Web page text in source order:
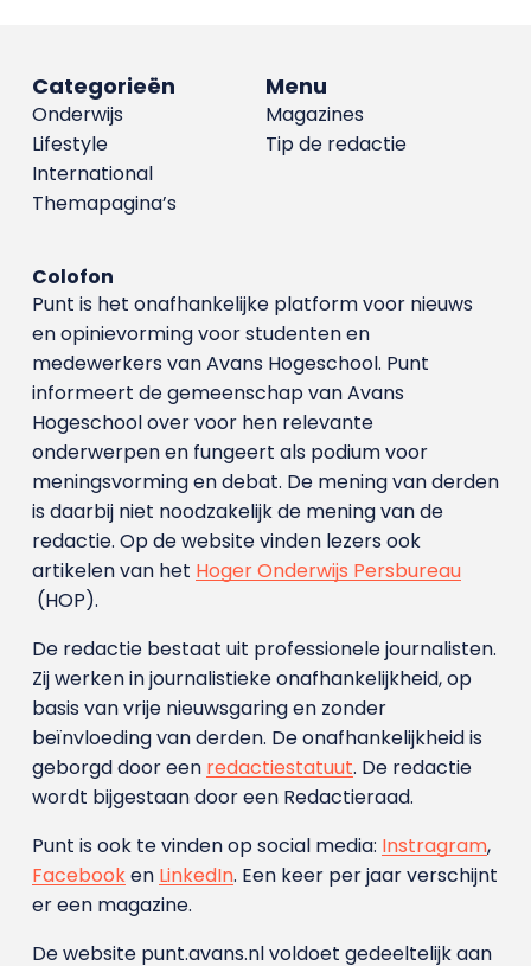
Menu
Magazines
Tip de redactie
Categorieën
Onderwijs
Lifestyle
International
Themapagina’s
Colofon
Punt is het onafhankelijke platform voor nieuws
en opinievorming voor studenten en
medewerkers van Avans Hoge­school. Punt
informeert de gemeenschap van Avans
Hogeschool over voor hen relevante
onderwerpen en fungeert als podium voor
meningsvorming en debat. De mening van derden
is daarbij niet noodzakelijk de mening van de
redactie. Op de website vinden lezers ook
artikelen van het Hoger Onderwijs Persbureau
(HOP).
De redactie bestaat uit professionele journalisten.
Zij werken in journalistieke onafhankelijkheid, op
basis van vrije nieuwsgaring en zonder
beïnvloeding van derden. De onafhankelijkheid is
geborgd door een redactiestatuut. De redactie
wordt bijgestaan door een Redactieraad.
Punt is ook te vinden op social media: Instragram,
Facebooken LinkedIn. Een keer per jaar verschijnt
er een magazine.
De website punt.avans.nl voldoet gedeeltelijk aan